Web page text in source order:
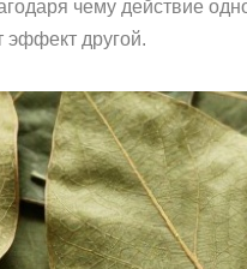
чему действие
эффект другой.